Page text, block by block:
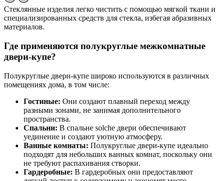
Стеклянные изделия легко чистить с помощью мягкой ткани и
специализированных средств для стекла, избегая абразивных
материалов.
Где применяются полукруглые межкомнатные
двери-купе?
Полукруглые двери-купе широко используются в различных
помещениях дома, в том числе:
Гостиные: Они создают плавный переход между
разными зонами, не занимая дополнительного
пространства.
Спальни: В спальне solche двери обеспечивают
уединение и создают уютную атмосферу.
Ванные комнаты: Полукруглые двери-купе идеально
подходят для небольших ванных комнат, поскольку они
не требуют распахивания створки.
Гардеробные: В гардеробных они предоставляют